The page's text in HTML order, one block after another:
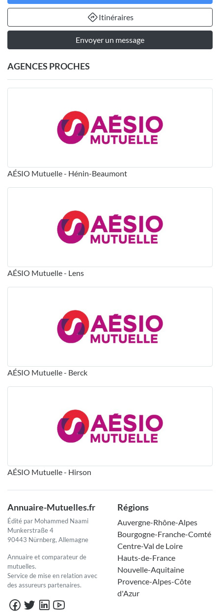
Itinéraires
Envoyer un message
AGENCES PROCHES
AÉSIO Mutuelle - Hénin-Beaumont
AÉSIO Mutuelle - Lens
AÉSIO Mutuelle - Berck
AÉSIO Mutuelle - Hirson
Annuaire-Mutuelles.fr
Édité par Mohammed Naami
Munkerstraße 4
90443 Nürnberg, Allemagne
Annuaire et comparateur de
mutuelles.
Service de mise en relation avec
des assureurs partenaires.
Régions
Auvergne-Rhône-Alpes
Bourgogne-Franche-Comté
Centre-Val de Loire
Hauts-de-France
Nouvelle-Aquitaine
Provence-Alpes-Côte
d'Azur